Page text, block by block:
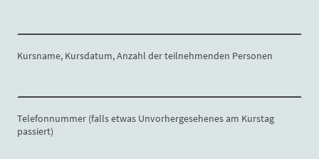
Kursname, Kursdatum, Anzahl der teilnehmenden Personen
Telefonnummer (falls etwas Unvorhergesehenes am Kurstag
passiert)